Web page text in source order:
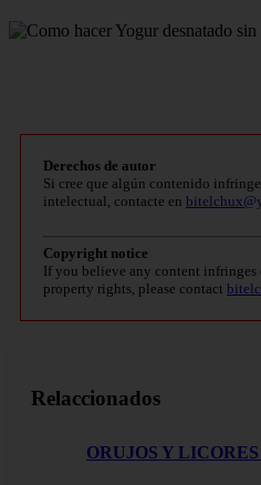
Derechos de autor
Si cree que algún contenido
intelectual, contacte en
Copyright notice
If you believe any content
property rights, please contact
Relaccionados
ORUJOS Y